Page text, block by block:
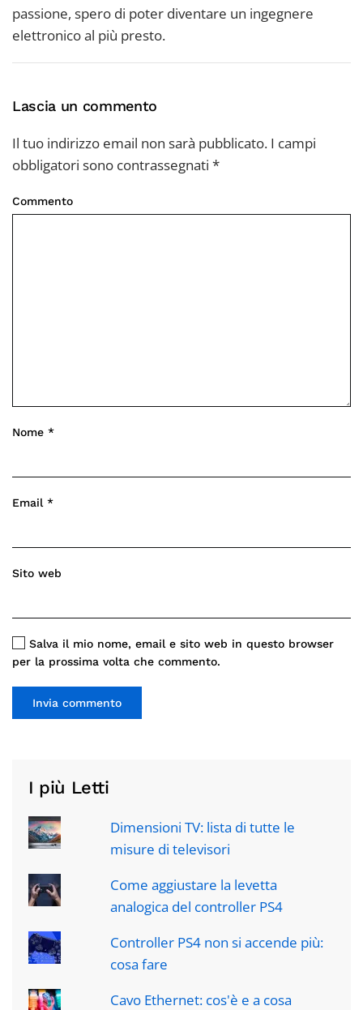
passione, spero di poter diventare un ingegnere
elettronico al più presto.
Lascia un commento
Il tuo indirizzo email non sarà pubblicato. I campi
obbligatori sono contrassegnati *
Commento
Nome *
Email *
Sito web
Salva il mio nome, email e sito web in questo browser
per la prossima volta che commento.
Invia commento
I più Letti
Dimensioni TV: lista di tutte le
misure di televisori
Come aggiustare la levetta
analogica del controller PS4
Controller PS4 non si accende più:
cosa fare
Cavo Ethernet: cos'è e a cosa